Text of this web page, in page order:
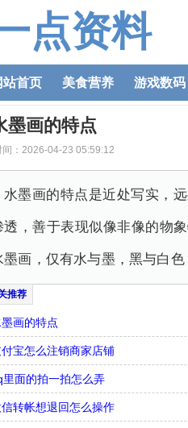
点资料
站首页 美食营养 游戏数码
墨画的特点
间：2026-04-23 05:59:12
水墨画的特点是近处写实，
透，善于表现似像非像的物
墨画，仅有水与墨，黑与白
画的特点
宝怎么注销商家店铺
里面的拍一拍怎么弄
转帐想退回怎么操作